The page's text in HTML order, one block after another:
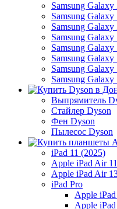
Samsung
Samsung
Samsung
Samsung Galaxy
Samsung Galaxy
Samsung Galaxy
Samsung Galaxy
Samsung
Выпрямитель
Стайлер Dyson
Фен Dyson
Пылесос Dyson
iPad 11 (2025)
Apple iPad Air
Apple iPad Air
iPad Pro
Apple
Apple